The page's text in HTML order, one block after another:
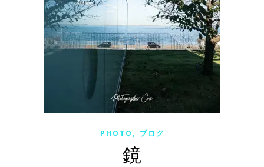
PHOTO , ブログ
鏡